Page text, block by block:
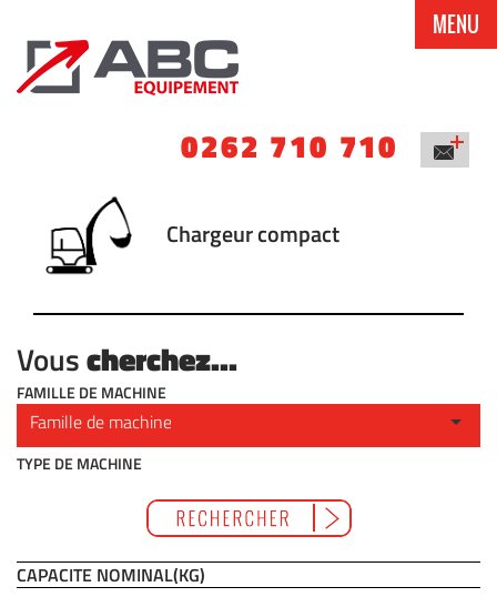
0262 710 710
MENU
Chargeur compact
Vouscherchez...
FAMILLE DE MACHINE
TYPE DE MACHINE
CAPACITE NOMINAL(KG)